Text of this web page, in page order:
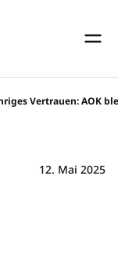
Vertrauen: AOK
12. Mai 2025